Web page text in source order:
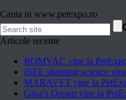
Cauta in www.petexpo.ro
Articole recente
ROMVAC vine la
ISEE shooting science
MARAVET vine la
Gina’s Dream vine la